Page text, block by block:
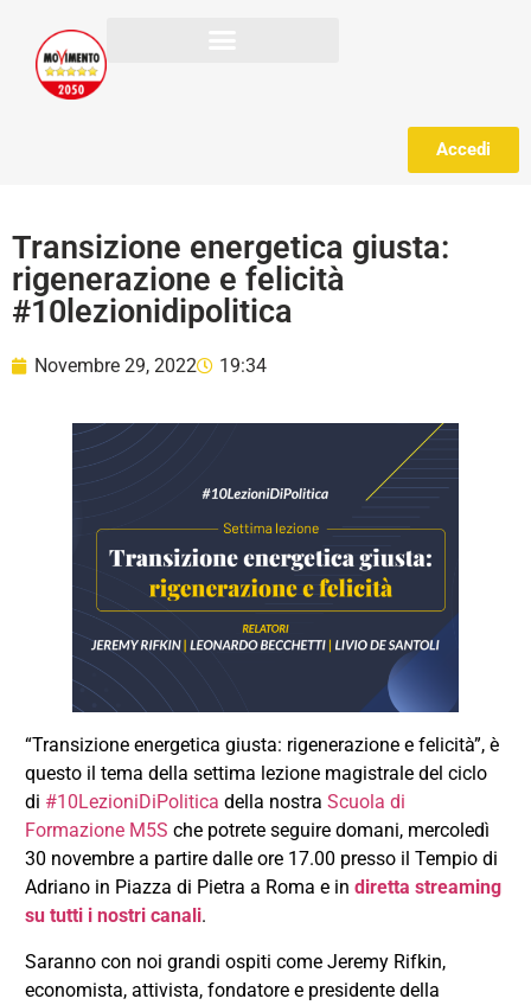
Accedi
Transizione energetica giusta:
rigenerazione e felicità
#10lezionidipolitica
Novembre 29, 2022 19:34
“Transizione energetica giusta: rigenerazione e felicità”, è
questo il tema della settima lezione magistrale del ciclo
di #10LezioniDiPolitica della nostra Scuola di
Formazione M5S che potrete seguire domani, mercoledì
30 novembre a partire dalle ore 17.00 presso il Tempio di
Adriano in Piazza di Pietra a Roma e in diretta streaming
su tutti i nostri canali.
Saranno con noi grandi ospiti come Jeremy Rifkin,
economista, attivista, fondatore e presidente della